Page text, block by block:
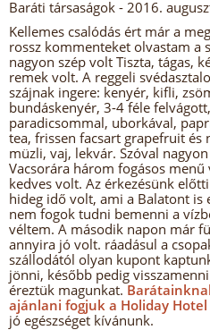
Baráti társaságok - 2016.
Kellemes csalódás ért már a
rossz kommenteket olvastam a
nagyon szép volt Tiszta, tágas,
remek volt. A reggeli
szájnak ingere: kenyér, kifli,
bundáskenyér, 3-4 féle
paradicsommal, uborkával,
tea, frissen facsart grapefruit és
müzli, vaj, lekvár. Szóval
Vacsorára három fogásos
kedves volt. Az érkezésünk
hideg idő volt, ami a Balatont is
nem fogok tudni bemenni a
véltem. A második napon már
annyira jó volt. ráadásul a
szállodától olyan kupont
jönni, később pedig
éreztük magunkat.
ajánlani fogjuk a Holiday Hotel
jó egészséget kívánunk.